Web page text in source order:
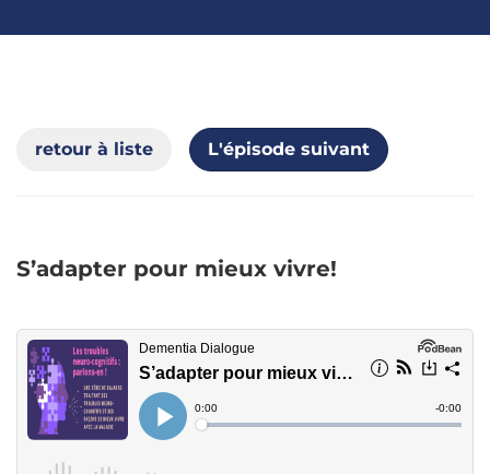
retour à liste L'épisode suivant
S’adapter pour mieux vivre!